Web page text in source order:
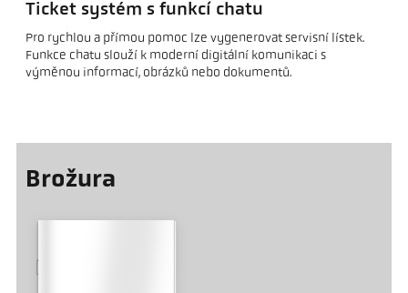
Ticket systém s funkcí chatu
Pro rychlou a přímou pomoc lze vygenerovat servisní lístek.
Funkce chatu slouží k moderní digitální komunikaci s
výměnou informací, obrázků nebo dokumentů.
Brožura